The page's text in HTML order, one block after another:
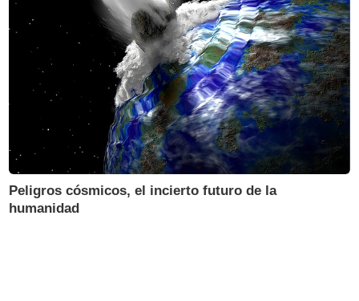
Peligros cósmicos, el incierto futuro de la
humanidad